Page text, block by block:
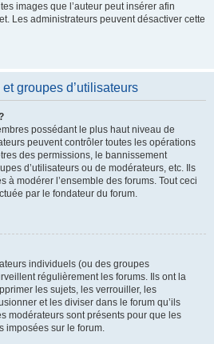
images que l’auteur peut insérer afin
Les administrateurs peuvent désactiver cette
groupes d’utilisateurs
possédant le plus haut niveau de
peuvent contrôler toutes les opérations
des permissions, le bannissement
d’utilisateurs ou de modérateurs, etc. Ils
à modérer l’ensemble des forums. Tout ceci
par le fondateur du forum.
individuels (ou des groupes
régulièrement les forums. Ils ont la
les sujets, les verrouiller, les
et les diviser dans le forum qu’ils
modérateurs sont présents pour que les
imposées sur le forum.